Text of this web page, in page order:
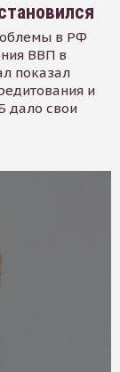
в РФ
ВВП в
показал
и
дало свои